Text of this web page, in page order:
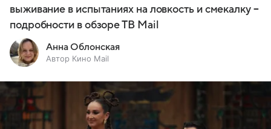
выживание в испытаниях на ловкость и смекалку –
подробности в обзоре ТВ Mail
Анна Облонская
Автор Кино Mail